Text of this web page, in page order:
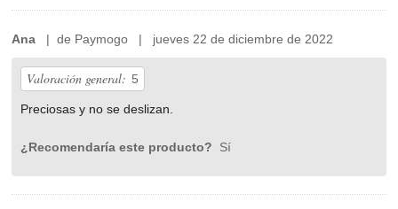
Ana | de Paymogo | jueves 22 de diciembre de 2022
Valoración general: 5
Preciosas y no se deslizan.
¿Recomendaría este producto? Sí